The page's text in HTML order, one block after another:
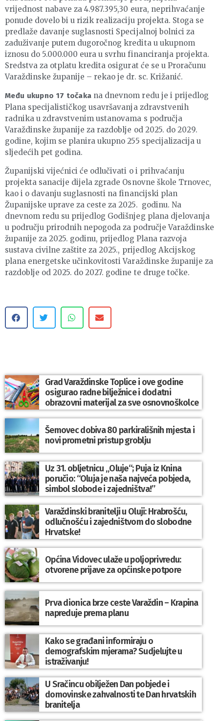
vrijednost nabave za 4.987.395,30 eura, neprihvaćanje
ponude dovelo bi u rizik realizaciju projekta. Stoga se
predlaže davanje suglasnosti Specijalnoj bolnici za
zaduživanje putem dugoročnog kredita u ukupnom
iznosu do 5.000.000 eura u svrhu financiranja projekta.
Sredstva za otplatu kredita osigurat će se u Proračunu
Varaždinske županije – rekao je dr. sc. Križanić.
Među ukupno 17 točaka na dnevnom redu je i prijedlog
Plana specijalističkog usavršavanja zdravstvenih
radnika u zdravstvenim ustanovama s područja
Varaždinske županije za razdoblje od 2025. do 2029.
godine, kojim se planira ukupno 255 specijalizacija u
sljedećih pet godina.
Županijski vijećnici će odlučivati o i prihvaćanju
projekta sanacije dijela zgrade Osnovne škole Trnovec,
kao i o davanju suglasnosti na financijski plan
Županijske uprave za ceste za 2025. godinu. Na
dnevnom redu su prijedlog Godišnjeg plana djelovanja
u području prirodnih nepogoda za područje Varaždinske
županije za 2025. godinu, prijedlog Plana razvoja
sustava civilne zaštite za 2025., prijedlog Akcijskog
plana energetske učinkovitosti Varaždinske županije za
razdoblje od 2025. do 2027. godine te druge točke.
Grad Varaždinske Toplice i ove godine
osigurao radne bilježnice i dodatni
obrazovni materijal za sve osnovnoškolce
Šemovec dobiva 80 parkirališnih mjesta i
novi prometni pristup groblju
Uz 31. obljetnicu „Oluje“; Puja iz Knina
poručio: “Oluja je naša najveća pobjeda,
simbol slobode i zajedništva!”
Varaždinski branitelji u Oluji: Hrabrošću,
odlučnošću i zajedništvom do slobodne
Hrvatske!
Općina Vidovec ulaže u poljoprivredu:
otvorene prijave za općinske potpore
Prva dionica brze ceste Varaždin – Krapina
napreduje prema planu
Kako se građani informiraju o
demografskim mjerama? Sudjelujte u
istraživanju!
U Sračincu obilježen Dan pobjede i
domovinske zahvalnosti te Dan hrvatskih
branitelja